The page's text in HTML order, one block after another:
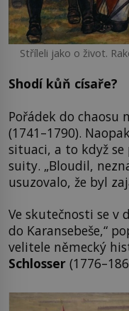
Stříleli jako o život.
Shodí kůň císaře?
Pořádek do chaosu
(1741–1790).
situaci, a to když
suity. „Bloudil,
usuzovalo, že byl
Ve skutečnosti se v
do Karansebeše,“
velitele německý
Schlosser